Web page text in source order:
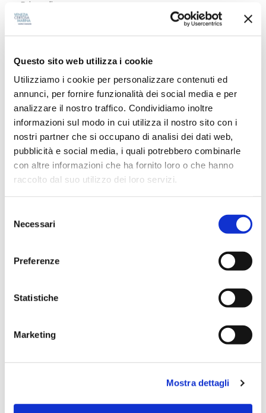
Questo sito web utilizza i cookie
Utilizziamo i cookie per personalizzare contenuti ed
annunci, per fornire funzionalità dei social media e per
analizzare il nostro traffico. Condividiamo inoltre
informazioni sul modo in cui utilizza il nostro sito con i
nostri partner che si occupano di analisi dei dati web,
pubblicità e social media, i quali potrebbero combinarle
con altre informazioni che ha fornito loro o che hanno
raccolto dal suo utilizzo dei loro servizi.
Necessari
Preferenze
Statistiche
Marketing
Mostra dettagli
Rricordiamo:
dalle 8.00 alle 9.00 su richiesta chiamando il
numero 320 6583454;
Bar e Ristorante aperti al pubblico;
Ormeggi visitatori disponibili.
Per le modifiche al servizio di navigazione, vi
preghiamo di osservarequesto link.
PREV NEXT